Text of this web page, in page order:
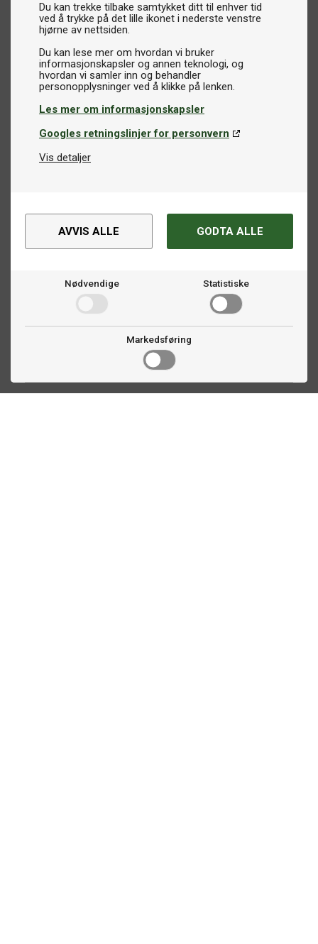
Du kan trekke tilbake samtykket ditt til enhver tid
ved å trykke på det lille ikonet i nederste venstre
hjørne av nettsiden.
Du kan lese mer om hvordan vi bruker
informasjonskapsler og annen teknologi, og
hvordan vi samler inn og behandler
Les mer om informasjonskapsler
Googles retningslinjer for personvern
Vis detaljer
AVVIS ALLE GODTA ALLE
Nødvendige Statistiske
Markedsføring